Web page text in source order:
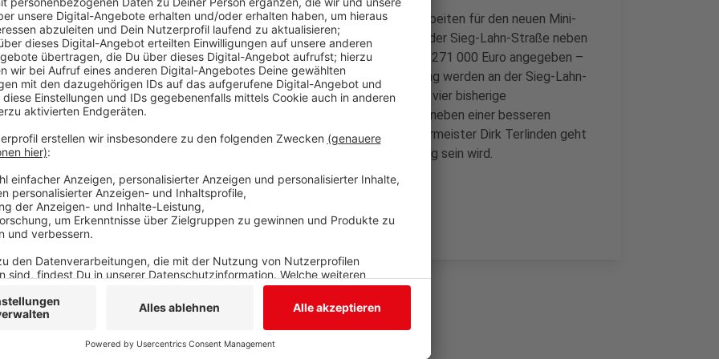
In Feudingen soll es am heutigen Mittwoch offiziell mit den Bauarbeiten für den neuen Mini-
ZOB losgehen. Er entsteht auf einem städtischen Grundstück an der Sieg-Lahn-Straße neben
dem Bahnhof. Die Kosten werden von der Stadt Bad Laasphe mit 271 000 Euro angegeben –
90 Prozent der Summe trägt das Land NRW. Laut Stadtverwaltung werden an der Sieg-Lahn-
Straße zwei zentrale Bushaltestellen errichtet. Der Mini-ZOB soll vier bisherige
Bushaltestellen in der Ortsmitte von Feudingen ersetzen. Ziel ist neben einer besseren
Anbindung von Bus und Bahn auch mehr Verkehrssicherheit. Bürgermeister Dirk Terlinden geht
davon aus, dass die Anlage bis zu den Sommerferien betriebsfertig sein wird.
Anzeige